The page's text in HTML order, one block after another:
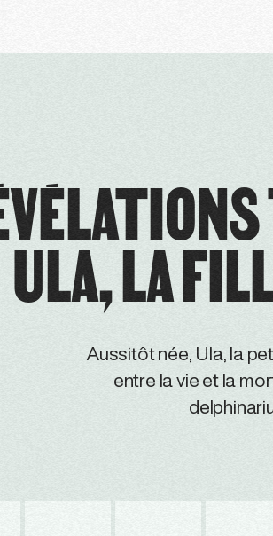
ULA, LA
Aussitôt née, Ula, la
entre la vie et la